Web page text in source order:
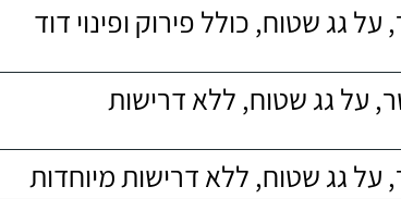
שמש, 80 ליטר, על גג שטוח, כולל פירוק ופינוי דוד
דוד שמש, 150 ליטר, על גג שטוח, ללא דרישות